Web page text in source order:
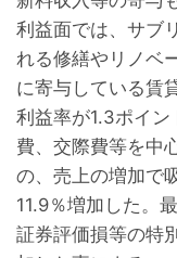
利益面では、サブ
れる修繕やリノベ
に寄与している賃
利益率が1.3ポイ
費、交際費等を中
の、売上の増加で
11.9％増加した。
証券評価損等の特